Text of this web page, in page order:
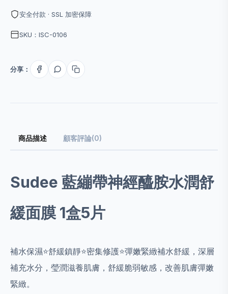
安全付款 · SSL 加密保障
SKU：ISC-0106
分享：
商品描述 顧客評論(0)
Sudee 藍繃帶神經醯胺水潤舒
緩面膜 1盒5片
補水保濕⭐️舒緩鎮靜⭐️密集修護⭐️彈嫩緊緻補水舒緩，深層
補充水分，瑩潤滋養肌膚，舒緩脆弱敏感，改善肌膚彈嫩
緊緻。